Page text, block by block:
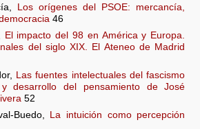
Los orígenes del PSOE: mercancía,
46
El impacto del 98 en América y Europa.
del siglo XIX. El Ateneo de Madrid
Las fuentes intelectuales del fascismo
desarrollo del pensamiento de José
52
Buedo, La intuición como percepción